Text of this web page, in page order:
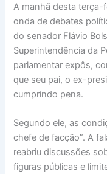
A manhã desta terça-
onda de debates
do senador Flávio
Superintendência da
parlamentar expôs,
que seu pai, o ex-
cumprindo pena.
Segundo ele, as
chefe de facção”. A
reabriu discussões
figuras públicas e